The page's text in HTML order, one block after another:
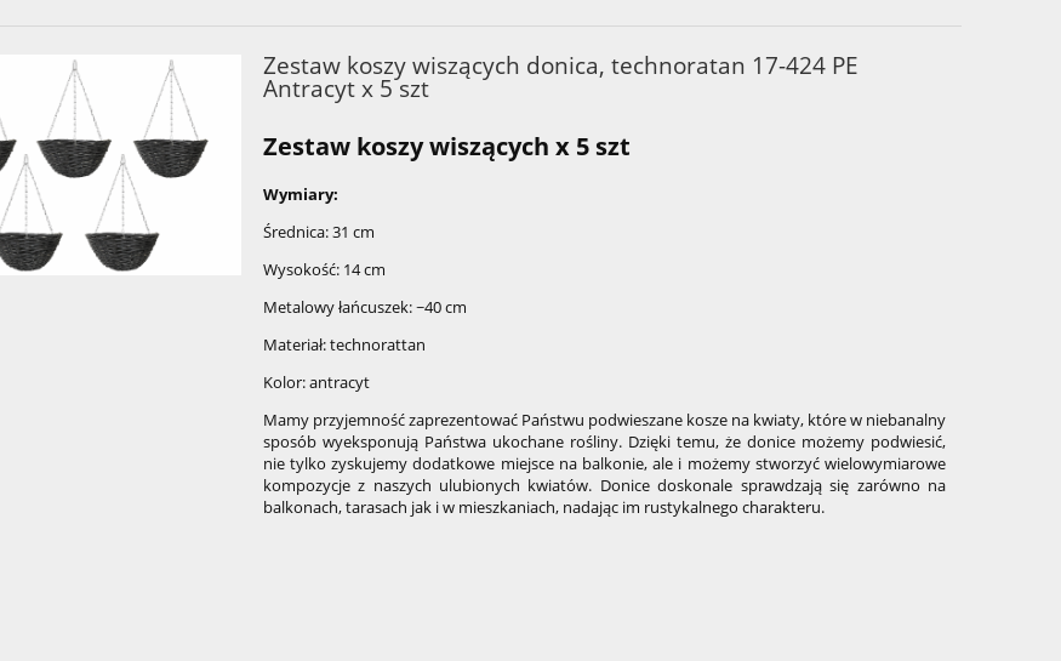
Zestaw koszy wiszących donica, technoratan 17-424 PE
Antracyt x 5 szt
Zestaw koszy wiszących x 5 szt
Wymiary:
Średnica: 31 cm
Wysokość: 14 cm
Metalowy łańcuszek: ~40 cm
Materiał: technorattan
Kolor: antracyt
Mamy przyjemność zaprezentować Państwu podwieszane kosze na kwiaty, które w niebanalny
sposób wyeksponują Państwa ukochane rośliny. Dzięki temu, że donice możemy podwiesić,
nie tylko zyskujemy dodatkowe miejsce na balkonie, ale i możemy stworzyć wielowymiarowe
kompozycje z naszych ulubionych kwiatów. Donice doskonale sprawdzają się zarówno na
balkonach, tarasach jak i w mieszkaniach, nadając im rustykalnego charakteru.